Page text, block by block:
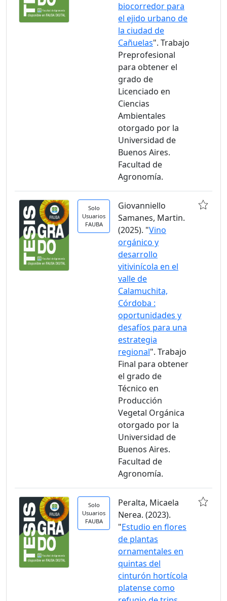
biocorredor para
el ejido urbano de
la ciudad de
Cañuelas". Trabajo
Preprofesional
para obtener el
grado de
Licenciado en
Ciencias
Ambientales
otorgado por la
Universidad de
Buenos Aires.
Facultad de
Agronomía.
Solo
Usuarios
FAUBA
Giovanniello
Samanes, Martin.
(2025). "Vino
orgánico y
desarrollo
vitivinícola en el
valle de
Calamuchita,
Córdoba :
oportunidades y
desafíos para una
estrategia
regional". Trabajo
Final para obtener
el grado de
Técnico en
Producción
Vegetal Orgánica
otorgado por la
Universidad de
Buenos Aires.
Facultad de
Agronomía.
Solo
Usuarios
FAUBA
Peralta, Micaela
Nerea. (2023).
"Estudio en flores
de plantas
ornamentales en
quintas del
cinturón hortícola
platense como